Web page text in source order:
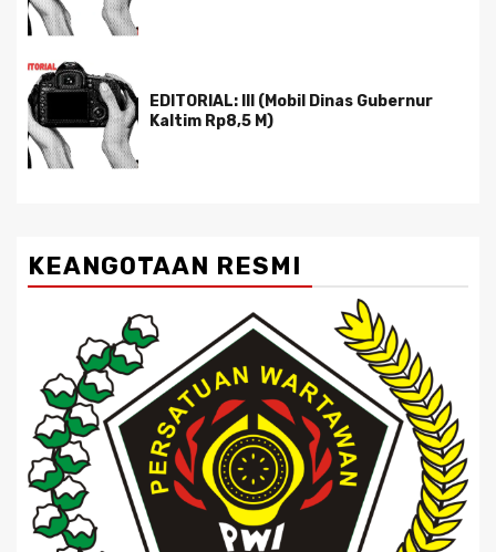
EDITORIAL: III (Mobil Dinas Gubernur
Kaltim Rp8,5 M)
KEANGOTAAN RESMI